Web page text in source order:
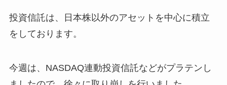
投資信託は、日本株以外のアセットを中心に積立
をしております。
今週は、NASDAQ連動投資信託などがプラテンし